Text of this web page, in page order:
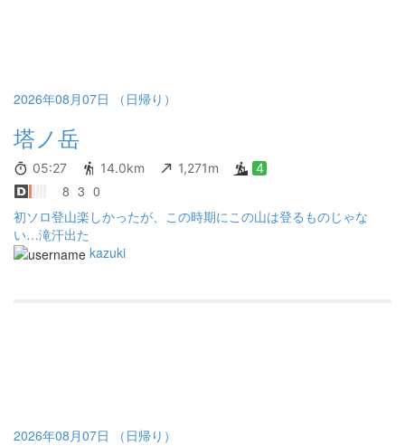
2026年08月07日 （日帰り）
塔ノ岳
05:27 14.0km 1,271m 4
8 3 0
初ソロ登山楽しかったが、この時期にこの山は登るものじゃな
い…滝汗出た
kazuki
2026年08月07日 （日帰り）